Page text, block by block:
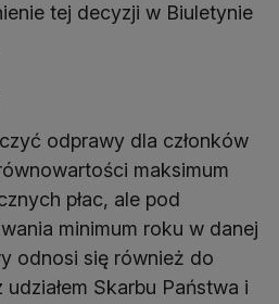
tej decyzji w Biuletynie
odprawy dla członków
maksimum
płac, ale pod
minimum roku w danej
odnosi się również do
Skarbu Państwa i